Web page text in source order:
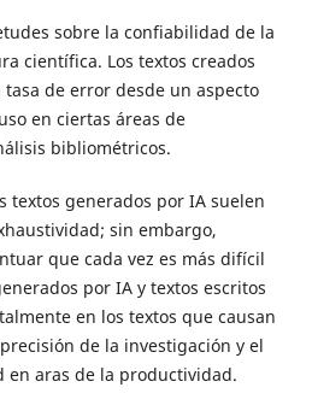
sobre la confiabilidad de la
científica. Los textos creados
de error desde un aspecto
en ciertas áreas de
bibliométricos.
textos generados por IA suelen
sin embargo,
que cada vez es más difícil
por IA y textos escritos
en los textos que causan
de la investigación y el
en aras de la productividad.